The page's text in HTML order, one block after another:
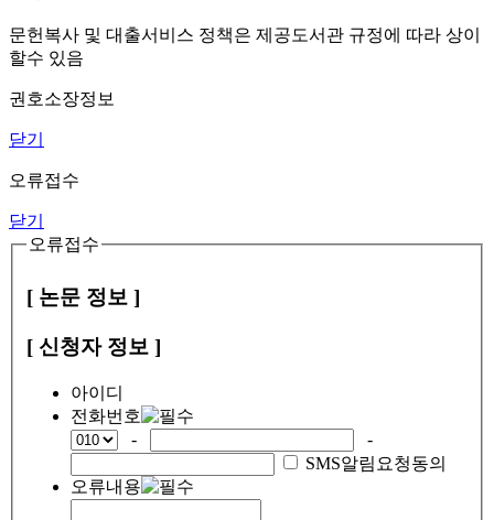
문헌복사 및 대출서비스 정책은 제공도서관 규정에 따라 상이
할수 있음
권호소장정보
닫기
오류접수
닫기
오류접수
[ 논문 정보 ]
[ 신청자 정보 ]
아이디
전화번호
-
-
SMS알림요청동의
오류내용